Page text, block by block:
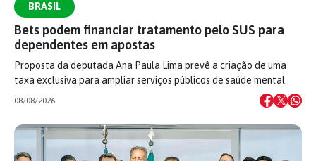
BRASIL
Bets podem financiar tratamento pelo SUS para
dependentes em apostas
Proposta da deputada Ana Paula Lima prevê a criação de uma
taxa exclusiva para ampliar serviços públicos de saúde mental
08/08/2026